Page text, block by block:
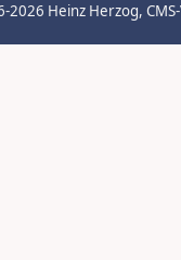
2026 Heinz Herzog,